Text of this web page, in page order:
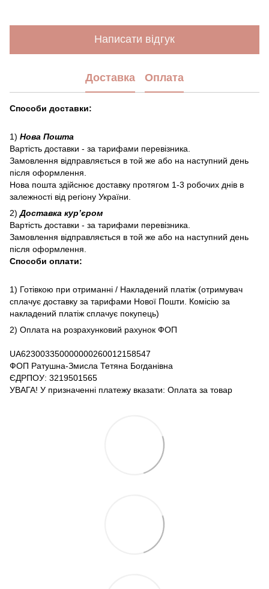
Написати відгук
Доставка Оплата
Способи доставки:
1) Нова Пошта
Вартість доставки - за тарифами перевізника.
Замовлення відправляється в той же або на наступний день
після оформлення.
Нова пошта здійснює доставку протягом 1-3 робочих днів в
залежності від регіону України.
2)Доставка курʼєром
Вартість доставки - за тарифами перевізника.
Замовлення відправляється в той же або на наступний день
після оформлення.
Способи оплати:
1) Готівкою при отриманні / Накладений платіж (отримувач
сплачує доставку за тарифами Нової Пошти. Комісію за
накладений платіж сплачує покупець)
2) Оплата на розрахунковий рахунок ФОП
UA623003350000000260012158547
ФОП Ратушна-Змисла Тетяна Богданівна
ЄДРПОУ: 3219501565
УВАГА! У призначенні платежу вказати: Оплата за товар